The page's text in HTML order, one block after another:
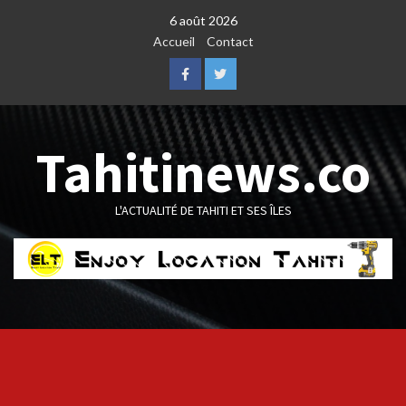
6 août 2026
Accueil
Contact
FacebookTwitter
Tahitinews.co
L'ACTUALITÉ DE TAHITI ET SES ÎLES